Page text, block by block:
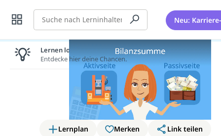
Suche Neu:
Lernplan Merken
Link teilen
Lernen lohnt sich!
Entdecke hier deine Chancen.